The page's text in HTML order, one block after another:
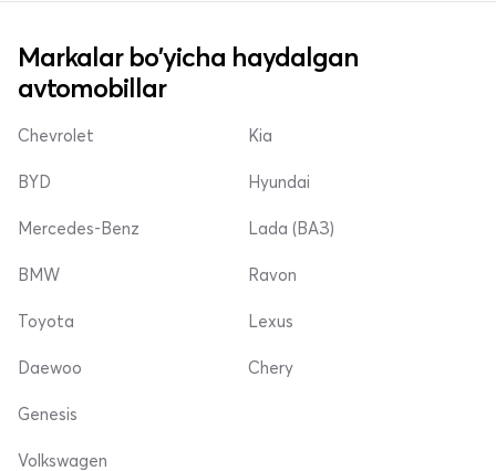
Markalar bo'yicha haydalgan
avtomobillar
Chevrolet
BYD
Mercedes-Benz
Kia
Hyundai
Lada (ВАЗ)
BMW
Toyota
Daewoo
Ravon
Lexus
Chery
Genesis
Volkswagen